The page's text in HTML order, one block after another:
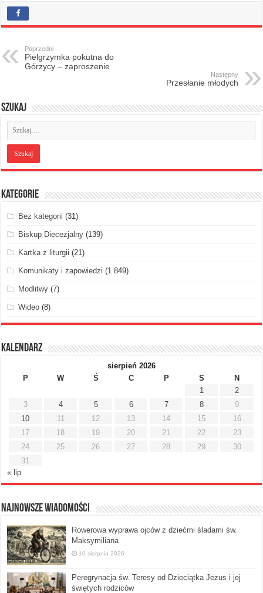
Poprzedni
Pielgrzymka pokutna do
Górzycy – zaproszenie
Następny
Przesłanie młodych
Szukaj
Kategorie
Bez kategorii (31)
Biskup Diecezjalny (139)
Kartka z liturgii (21)
Komunikaty i zapowiedzi (1 849)
Modlitwy (7)
Wideo (8)
Kalendarz
sierpień 2026
P
W Ś C P S
N
1
2
3
4 5 6 7 8
9
10
11 12 13 14 15
16
17
18 19 20 21 22
23
24
25 26 27 28 29
30
31
« lip
Najnowsze Wiadomości
Rowerowa wyprawa ojców z dziećmi śladami św.
Maksymiliana
10 sierpnia 2026
Peregrynacja św. Teresy od Dzieciątka Jezus i jej
świętych rodziców